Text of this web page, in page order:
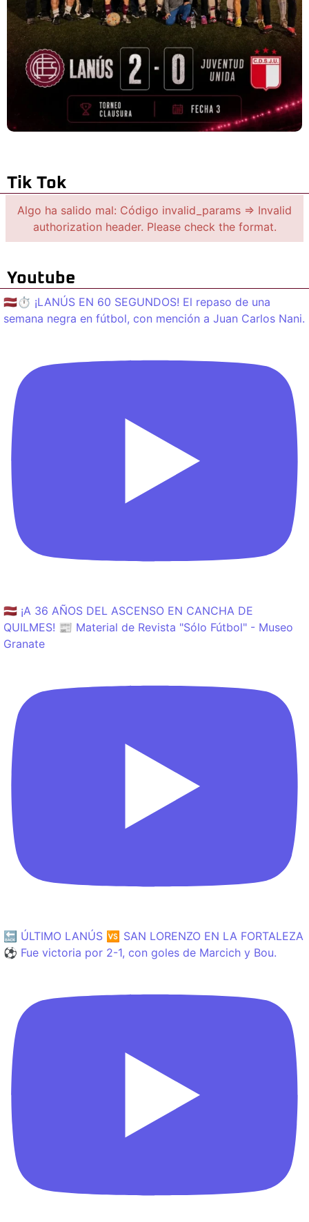
Tik Tok
Algo ha salido mal: Código invalid_params => Invalid
authorization header. Please check the format.
Youtube
🇱🇻⏱️ ¡LANÚS EN 60 SEGUNDOS! El repaso de una
semana negra en fútbol, con mención a Juan Carlos Nani.
🇱🇻 ¡A 36 AÑOS DEL ASCENSO EN CANCHA DE
QUILMES! 📰 Material de Revista "Sólo Fútbol" - Museo
Granate
🔙 ÚLTIMO LANÚS 🆚 SAN LORENZO EN LA FORTALEZA
⚽️ Fue victoria por 2-1, con goles de Marcich y Bou.